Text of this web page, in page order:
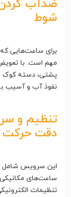
ضدآب
شوط
برای ساعت‌هایی
مهم است. با
پشتی، دسته کوک
نفوذ آب و آسیب
تنظیم و
دقت حرکت
ساعت‌های مکانیکی
تنظیمات